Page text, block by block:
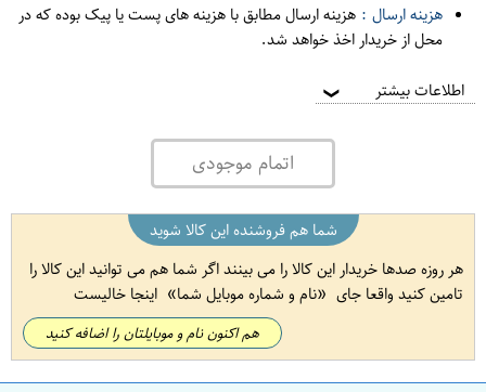
هزینه ارسال : هزینه ارسال مطابق با هزینه های پست یا پیک بوده که در
محل از خریدار اخذ خواهد شد.
اطلاعات بیشتر ❯
اتمام موجودی
شما هم فروشنده این کالا شوید
هر روزه صدها خریدار این کالا را می بینند اگر شما هم می توانید این کالا را
تامین کنید واقعا جای
نام و شماره موبایل شما اینجا خالیست
هم اکنون نام و موبایلتان را اضافه کنید